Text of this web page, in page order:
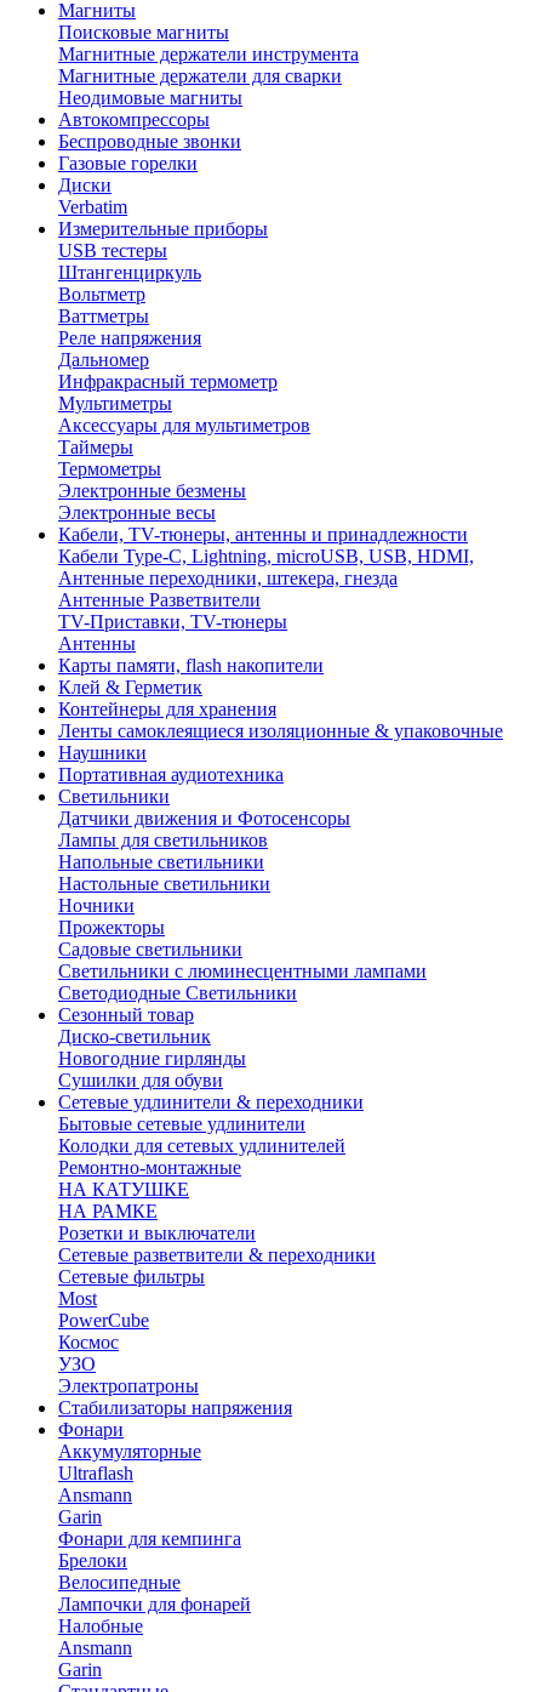
Магниты
Поисковые магниты
Магнитные держатели инструмента
Магнитные держатели для сварки
Неодимовые магниты
Автокомпрессоры
Беспроводные звонки
Газовые горелки
Диски
Verbatim
Измерительные приборы
USB тестеры
Штангенциркуль
Вольтметр
Ваттметры
Реле напряжения
Дальномер
Инфракрасный термометр
Мультиметры
Аксессуары для мультиметров
Таймеры
Термометры
Электронные безмены
Электронные весы
Кабели, TV-тюнеры, антенны и принадлежности
Кабели Type-C, Lightning, microUSB, USB, HDMI,
Антенные переходники, штекера, гнезда
Антенные Разветвители
TV-Приставки, TV-тюнеры
Антенны
Карты памяти, flash накопители
Клей & Герметик
Контейнеры для хранения
Ленты самоклеящиеся изоляционные & упаковочные
Наушники
Портативная аудиотехника
Светильники
Датчики движения и Фотосенсоры
Лампы для светильников
Напольные светильники
Настольные светильники
Ночники
Прожекторы
Садовые светильники
Светильники с люминесцентными лампами
Светодиодные Светильники
Сезонный товар
Диско-светильник
Новогодние гирлянды
Сушилки для обуви
Сетевые удлинители & переходники
Бытовые сетевые удлинители
Колодки для сетевых удлинителей
Ремонтно-монтажные
НА КАТУШКЕ
НА РАМКЕ
Розетки и выключатели
Сетевые разветвители & переходники
Сетевые фильтры
Most
PowerCube
Космос
УЗО
Электропатроны
Стабилизаторы напряжения
Фонари
Аккумуляторные
Ultraflash
Ansmann
Garin
Фонари для кемпинга
Брелоки
Велосипедные
Лампочки для фонарей
Налобные
Ansmann
Garin